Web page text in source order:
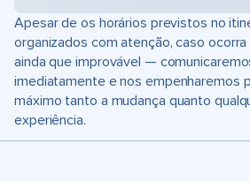
Apesar de os horários previstos no
organizados com atenção, caso
ainda que improvável —
imediatamente e nos empenharemos
máximo tanto a mudança quanto
experiência.